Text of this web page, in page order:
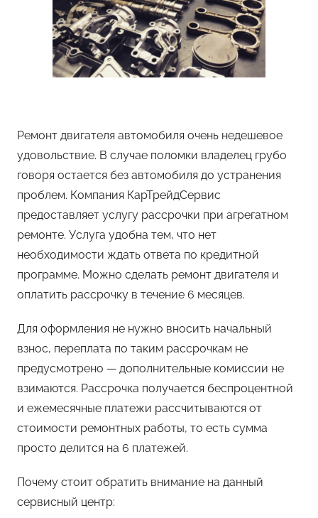
Ремонт двигателя автомобиля очень недешевое
удовольствие. В случае поломки владелец грубо
говоря остается без автомобиля до устранения
проблем. Компания КарТрейдСервис
предоставляет услугу рассрочки при агрегатном
ремонте. Услуга удобна тем, что нет
необходимости ждать ответа по кредитной
программе. Можно сделать ремонт двигателя и
оплатить рассрочку в течение 6 месяцев.
Для оформления не нужно вносить начальный
взнос, переплата по таким рассрочкам не
предусмотрено — дополнительные комиссии не
взимаются. Рассрочка получается беспроцентной
и ежемесячные платежи рассчитываются от
стоимости ремонтных работы, то есть сумма
просто делится на 6 платежей.
Почему стоит обратить внимание на данный
сервисный центр: